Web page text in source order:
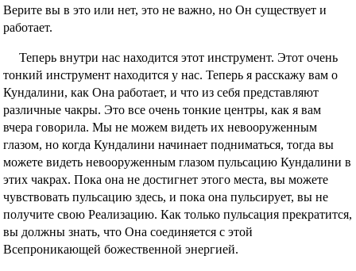
Верите вы в это или нет, это не важно, но Он существует и
работает.
Теперь внутри нас находится этот инструмент. Этот очень
тонкий инструмент находится у нас. Теперь я расскажу вам о
Кундалини, как Она работает, и что из себя представляют
различные чакры. Это все очень тонкие центры, как я вам
вчера говорила. Мы не можем видеть их невооруженным
глазом, но когда Кундалини начинает подниматься, тогда вы
можете видеть невооруженным глазом пульсацию Кундалини в
этих чакрах. Пока она не достигнет этого места, вы можете
чувствовать пульсацию здесь, и пока она пульсирует, вы не
получите свою Реализацию. Как только пульсация прекратится,
вы должны знать, что Она соединяется с этой
Всепроникающей божественной энергией.